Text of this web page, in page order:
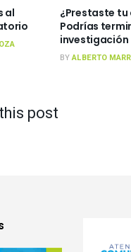
al
¿Prestaste
Podrías
investigación
BYALBERTO
post